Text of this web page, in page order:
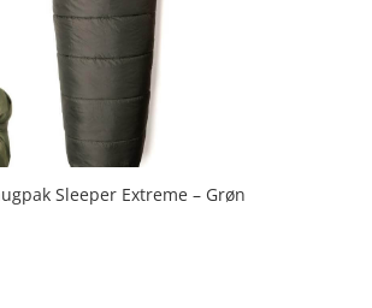
Sleeper Extreme – Grøn